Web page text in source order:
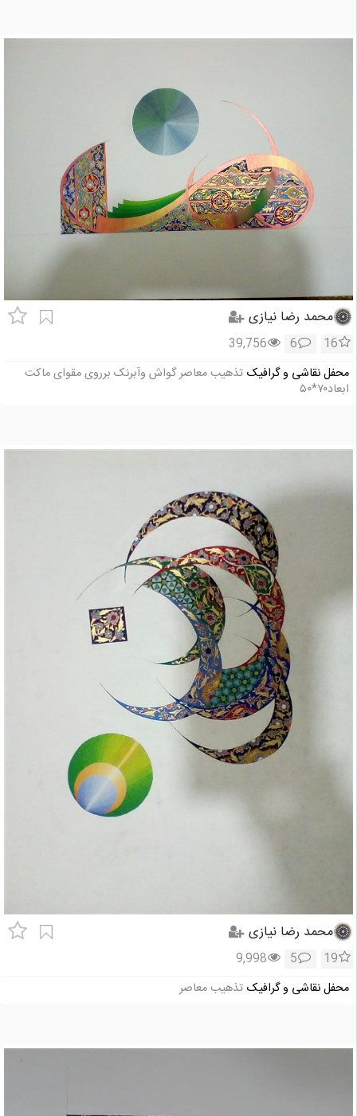
محمد رضا نیازی
16
6
39,756
محفل نقاشی و گرافیک تذهیب معاصر گواش وآبرنک برروی مقوای ماکت
ابعاد۷۰*۵۰
محمد رضا نیازی
19
5
9,998
محفل نقاشی و گرافیک تذهیب معاصر